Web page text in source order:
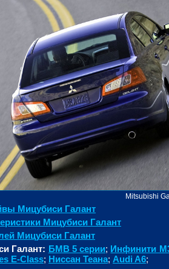
Mitsubishi
Мицубиcи Галант
Мицубиcи Галант
Мицубиcи Галант
Галант: БМВ 5 серии; Инфинити
E-Class; Ниссан Теана; Audi A6;